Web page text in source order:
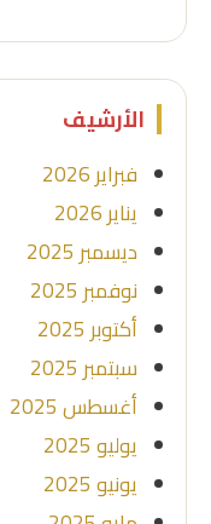
الأرشيف
فبراير 2026
يناير 2026
ديسمبر 2025
نوفمبر 2025
أكتوبر 2025
سبتمبر 2025
أغسطس 2025
يوليو 2025
يونيو 2025